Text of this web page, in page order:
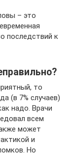
– это
последствий к
то
(в 7% случаев)
надо. Врачи
всем
может
и
Но